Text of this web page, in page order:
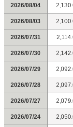
2026/08/04
2026/08/03
2026/07/31
2026/07/30
2026/07/29
2026/07/28
2026/07/27
2026/07/24